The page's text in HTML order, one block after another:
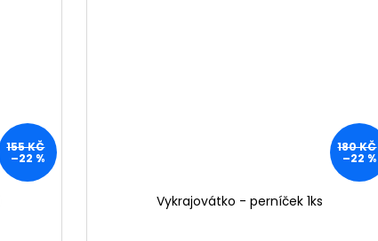
155 KČ
–22 %
180 KČ
–22 %
Vykrajovátko - perníček 1ks